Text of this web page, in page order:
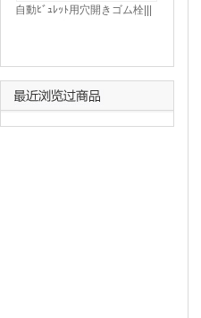
自動ﾋﾞｭﾚｯﾄ用穴開きゴム栓|||